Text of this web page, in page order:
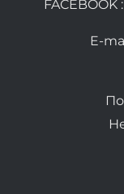
E-